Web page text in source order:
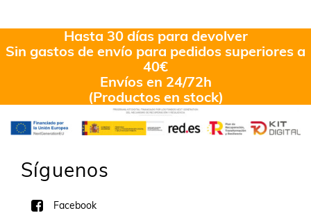
Hasta 30 días para devolver
Sin gastos de envío para pedidos superiores a
40€
Envíos en 24/72h
(Productos en stock)
Síguenos
Facebook